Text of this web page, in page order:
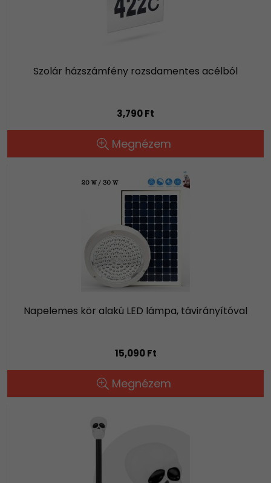
Szolár házszámfény rozsdamentes acélból
3,790 Ft
Megnézem
Napelemes kör alakú LED lámpa, távirányítóval
15,090 Ft
Megnézem